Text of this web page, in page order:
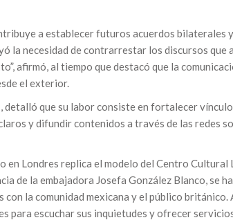
a establecer futuros acuerdos bilaterales
la necesidad de contrarrestar los discursos que
afirmó, al tiempo que destacó que la
el exterior.
detalló que su labor consiste en fortalecer
y difundir contenidos a través de las redes
en Londres replica el modelo del Centro Cultural
de la embajadora Josefa González Blanco, se
la comunidad mexicana y el público británico.
para escuchar sus inquietudes y ofrecer